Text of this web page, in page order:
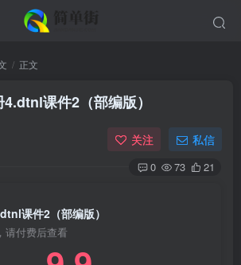
正文
课件2（部编版）
关注 私信
0 73 21
课件2（部编版）
请付费后查看